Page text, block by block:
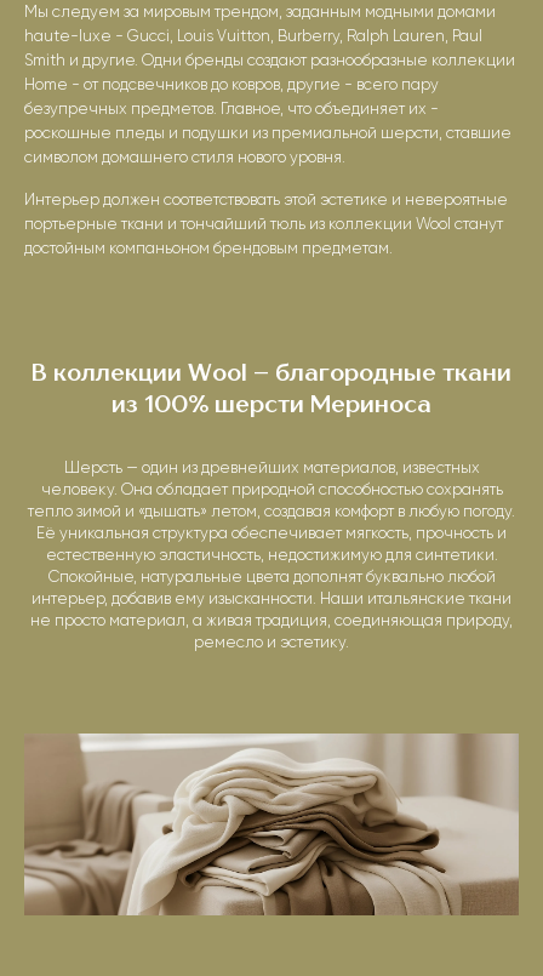
Мы следуем за мировым трендом, заданным модными домами
haute-luxe - Gucci, Louis Vuitton, Burberry, Ralph Lauren, Paul
Smith и другие. Одни бренды создают разнообразные коллекции
Home - от подсвечников до ковров, другие - всего пару
безупречных предметов. Главное, что объединяет их -
роскошные пледы и подушки из премиальной шерсти, ставшие
символом домашнего стиля нового уровня.
Интерьер должен соответствовать этой эстетике и невероятные
портьерные ткани и тончайший тюль из коллекции Wool станут
достойным компаньоном брендовым предметам.
В коллекции Wool – благородные ткани
из 100% шерсти Мериноса
Шерсть — один из древнейших материалов, известных
человеку. Она обладает природной способностью сохранять
тепло зимой и «дышать» летом, создавая комфорт в любую погоду.
Её уникальная структура обеспечивает мягкость, прочность и
естественную эластичность, недостижимую для синтетики.
Спокойные, натуральные цвета дополнят буквально любой
интерьер, добавив ему изысканности. Наши итальянские ткани
не просто материал, а живая традиция, соединяющая природу,
ремесло и эстетику.